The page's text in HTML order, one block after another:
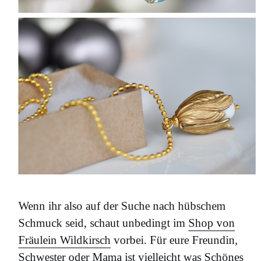
Wenn ihr also auf der Suche nach hübschem
Schmuck seid, schaut unbedingt im Shop von
Fräulein Wildkirsch vorbei. Für eure Freundin,
Schwester oder Mama ist vielleicht was Schönes